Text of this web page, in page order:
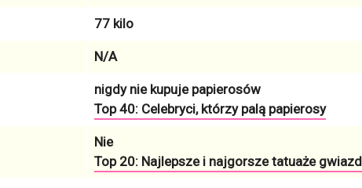
77 kilo
N/A
nigdy nie kupuje papierosów
Top 40: Celebryci, którzy palą papierosy
Nie
Top 20: Najlepsze i najgorsze tatuaże gwiazd